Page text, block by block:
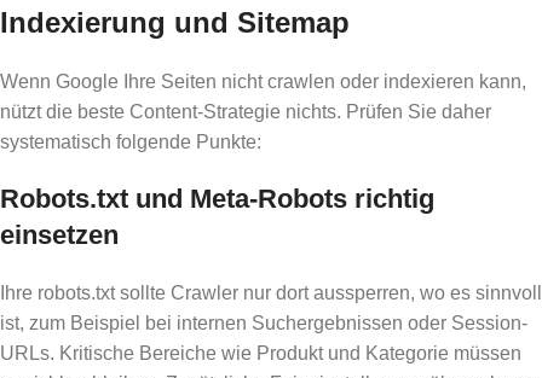
Indexierung und Sitemap
Wenn Google Ihre Seiten nicht crawlen oder indexieren kann,
nützt die beste Content-Strategie nichts. Prüfen Sie daher
systematisch folgende Punkte:
Robots.txt und Meta-Robots richtig
einsetzen
Ihre robots.txt sollte Crawler nur dort aussperren, wo es sinnvoll
ist, zum Beispiel bei internen Suchergebnissen oder Session-
URLs. Kritische Bereiche wie Produkt und Kategorie müssen